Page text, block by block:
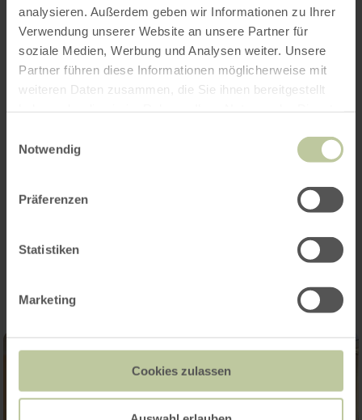
analysieren. Außerdem geben wir Informationen zu Ihrer
Verwendung unserer Website an unsere Partner für
soziale Medien, Werbung und Analysen weiter. Unsere
Partner führen diese Informationen möglicherweise mit
weiteren Daten zusammen, die Sie ihnen bereitgestellt
Notwendig
Präferenzen
Statistiken
Marketing
Cookies zulassen
Impressions